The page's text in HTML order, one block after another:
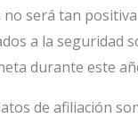
será tan
a la seguridad
durante este
de afiliación